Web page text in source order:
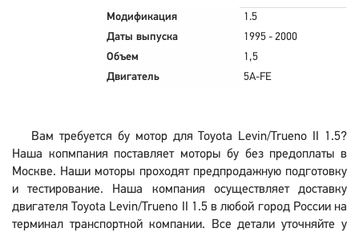
Модификация
1.5
Даты выпуска
1995 - 2000
Объем
1,5
Двигатель
5A-FE
Вам требуется бу мотор для Toyota Levin/Trueno II 1.5?
Наша копмпания поставляет моторы бу без предоплаты в
Москве. Наши моторы проходят предпродажную подготовку
и тестирование. Наша компания осуществляет доставку
двигателя Toyota Levin/Trueno II 1.5 в любой город России на
терминал транспортной компании. Все детали уточняйте у